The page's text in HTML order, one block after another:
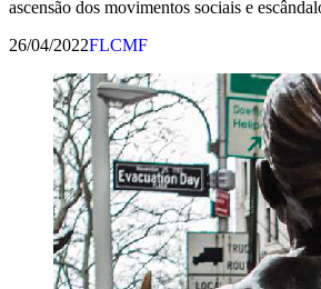
ascensão dos movimentos sociais e
26/04/2022FLCMF